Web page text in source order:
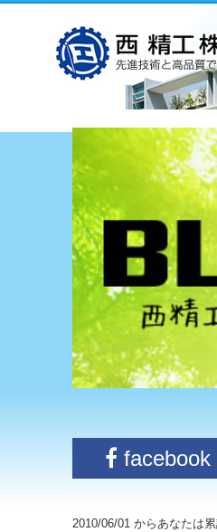
facebook
2010/06/01 からあなたは